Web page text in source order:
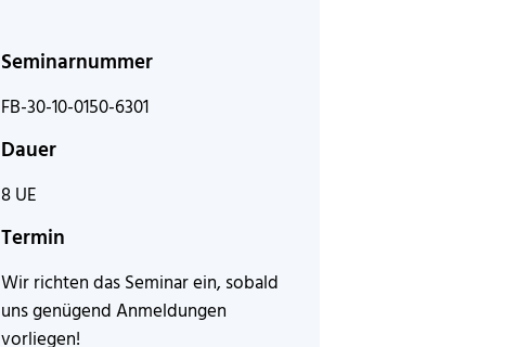
Seminarnummer
FB-30-10-0150-6301
Dauer
8 UE
Termin
Wir richten das Seminar ein, sobald
uns genügend Anmeldungen
vorliegen!